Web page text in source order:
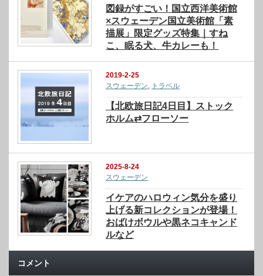
図録がすごい！国立西洋美術館
×スウェーデン国立美術館「素
描展」限定グッズ特集｜すね
こ、眠る犬、牛カレーも！
2019-2-25
スウェーデン
トラベル
【北欧旅日記4日目】ストック
ホルム⇄フローソー
2025-8-24
スウェーデン
イケアのハロウィン気分を盛り
上げる新コレクションが登場！
おばけボウルや黒ネコキャンド
ルなど
コメント